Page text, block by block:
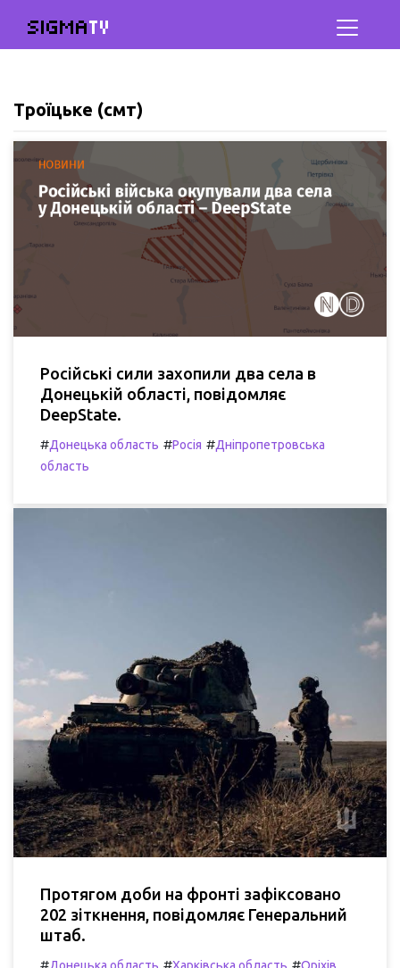
SIGMATV
Троїцьке (смт)
Російські сили захопили два села в
Донецькій області, повідомляє
DeepState.
#Донецька область #Росія #Дніпропетровська
область
Протягом доби на фронті зафіксовано
202 зіткнення, повідомляє Генеральний
штаб.
#Донецька область #Харківська область #Оріхів